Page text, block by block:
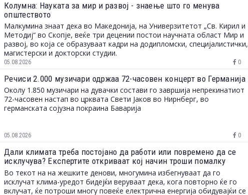
Колумна: Науката за мир и развој - знаење што го менува
општеството
Малкумина знаат дека во Македонија, на Универзитетот „Св. Кирил и
Методиј“ во Скопје, веќе три децении постои научната област Мир и
развој, во која се образуваат кадри на додипломски, специјалистички,
магистерски и докторски студии.
05.08.2026 0
Речиси 2.000 музичари одржаа 72-часовен концерт во Германија
Околу 1.850 музичари на дувачки состави го завршија непрекинатиот
72-часовен настап во црквата Свети Јаков во Нирнберг, во
германската сојузна покраина Баварија
05.08.2026 0
Дали климата треба постојано да работи или повремено да се
исклучува? Експертите откриваат кој начин троши помалку
струја
Во текот на на жешките денови, многумина избегнуваат да го
исклучат клима-уредот бидејќи веруваат дека, кога повторно ќе го
вклучат, ќе потроши многу повеќе електрична енергија обидувајќи се